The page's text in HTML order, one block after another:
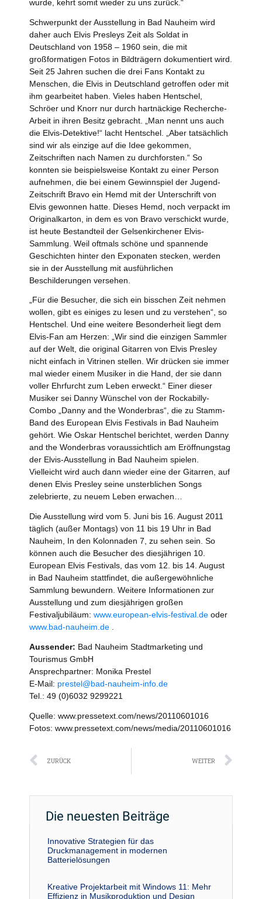
wurde, kehrt somit wieder zu uns zurück.“
Schwerpunkt der Ausstellung in Bad Nauheim wird
daher auch Elvis Presleys Zeit als Soldat in
Deutschland von 1958 – 1960 sein, die mit
großformatigen Fotos in Bildträgern dokumentiert wird.
Seit 25 Jahren suchen die drei Fans Kontakt zu
Menschen, die Elvis in Deutschland getroffen oder mit
ihm gearbeitet haben. Vieles haben Hentschel,
Schröer und Knorr nur durch hartnäckige Recherche-
Arbeit in ihren Besitz gebracht. „Man nennt uns auch
die Elvis-Detektive!“ lacht Hentschel. „Aber tatsächlich
sind wir als einzige auf die Idee gekommen,
Zeitschriften nach Namen zu durchforsten.“ So
konnten sie beispielsweise Kontakt zu einer Person
aufnehmen, die bei einem Gewinnspiel der Jugend-
Zeitschrift Bravo ein Hemd mit der Unterschrift von
Elvis gewonnen hatte. Dieses Hemd, noch verpackt im
Originalkarton, in dem es von Bravo verschickt wurde,
ist heute Bestandteil der Gelsenkirchener Elvis-
Sammlung. Weil oftmals schöne und spannende
Geschichten hinter den Exponaten stecken, werden
sie in der Ausstellung mit ausführlichen
Beschilderungen versehen.
„Für die Besucher, die sich ein bisschen Zeit nehmen
wollen, gibt es einiges zu lesen und zu verstehen“, so
Hentschel. Und eine weitere Besonderheit liegt dem
Elvis-Fan am Herzen: „Wir sind die einzigen Sammler
auf der Welt, die original Gitarren von Elvis Presley
nicht einfach in Vitrinen stellen. Wir drücken sie immer
mal wieder einem Musiker in die Hand, der sie dann
voller Ehrfurcht zum Leben erweckt.“ Einer dieser
Musiker sei Danny Wünschel von der Rockabilly-
Combo „Danny and the Wonderbras“, die zu Stamm-
Band des European Elvis Festivals in Bad Nauheim
gehört. Wie Oskar Hentschel berichtet, werden Danny
and the Wonderbras voraussichtlich am Eröffnungstag
der Elvis-Ausstellung in Bad Nauheim spielen.
Vielleicht wird auch dann wieder eine der Gitarren, auf
denen Elvis Presley seine unsterblichen Songs
zelebrierte, zu neuem Leben erwachen…
Die Ausstellung wird vom 5. Juni bis 16. August 2011
täglich (außer Montags) von 11 bis 19 Uhr in Bad
Nauheim, In den Kolonnaden 7, zu sehen sein. So
können auch die Besucher des diesjährigen 10.
European Elvis Festivals, das vom 12. bis 14. August
in Bad Nauheim stattfindet, die außergewöhnliche
Sammlung bewundern. Weitere Informationen zur
Ausstellung und zum diesjährigen großen
Festivaljubiläum: www.european-elvis-festival.de oder
www.bad-nauheim.de .
Aussender: Bad Nauheim Stadtmarketing und
Tourismus GmbH
Ansprechpartner: Monika Prestel
E-Mail: prestel@bad-nauheim-info.de
Tel.: 49 (0)6032 9299221
Quelle: www.pressetext.com/news/20110601016
Fotos: www.pressetext.com/news/media/20110601016
Zurück
ZURÜCK WEITER
Die neuesten Beiträge
Innovative Strategien für das
Druckmanagement in modernen
Batterielösungen
Kreative Projektarbeit mit Windows 11: Mehr
Effizienz in Musikproduktion und Design